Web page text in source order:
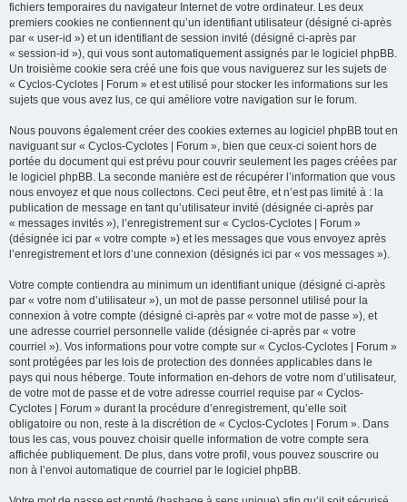
fichiers temporaires du navigateur Internet de votre ordinateur. Les deux
premiers cookies ne contiennent qu’un identifiant utilisateur (désigné ci-après
par « user-id ») et un identifiant de session invité (désigné ci-après par
« session-id »), qui vous sont automatiquement assignés par le logiciel phpBB.
Un troisième cookie sera créé une fois que vous naviguerez sur les sujets de
« Cyclos-Cyclotes | Forum » et est utilisé pour stocker les informations sur les
sujets que vous avez lus, ce qui améliore votre navigation sur le forum.
Nous pouvons également créer des cookies externes au logiciel phpBB tout en
naviguant sur « Cyclos-Cyclotes | Forum », bien que ceux-ci soient hors de
portée du document qui est prévu pour couvrir seulement les pages créées par
le logiciel phpBB. La seconde manière est de récupérer l’information que vous
nous envoyez et que nous collectons. Ceci peut être, et n’est pas limité à : la
publication de message en tant qu’utilisateur invité (désignée ci-après par
« messages invités »), l’enregistrement sur « Cyclos-Cyclotes | Forum »
(désignée ici par « votre compte ») et les messages que vous envoyez après
l’enregistrement et lors d’une connexion (désignés ici par « vos messages »).
Votre compte contiendra au minimum un identifiant unique (désigné ci-après
par « votre nom d’utilisateur »), un mot de passe personnel utilisé pour la
connexion à votre compte (désigné ci-après par « votre mot de passe »), et
une adresse courriel personnelle valide (désignée ci-après par « votre
courriel »). Vos informations pour votre compte sur « Cyclos-Cyclotes | Forum »
sont protégées par les lois de protection des données applicables dans le
pays qui nous héberge. Toute information en-dehors de votre nom d’utilisateur,
de votre mot de passe et de votre adresse courriel requise par « Cyclos-
Cyclotes | Forum » durant la procédure d’enregistrement, qu’elle soit
obligatoire ou non, reste à la discrétion de « Cyclos-Cyclotes | Forum ». Dans
tous les cas, vous pouvez choisir quelle information de votre compte sera
affichée publiquement. De plus, dans votre profil, vous pouvez souscrire ou
non à l’envoi automatique de courriel par le logiciel phpBB.